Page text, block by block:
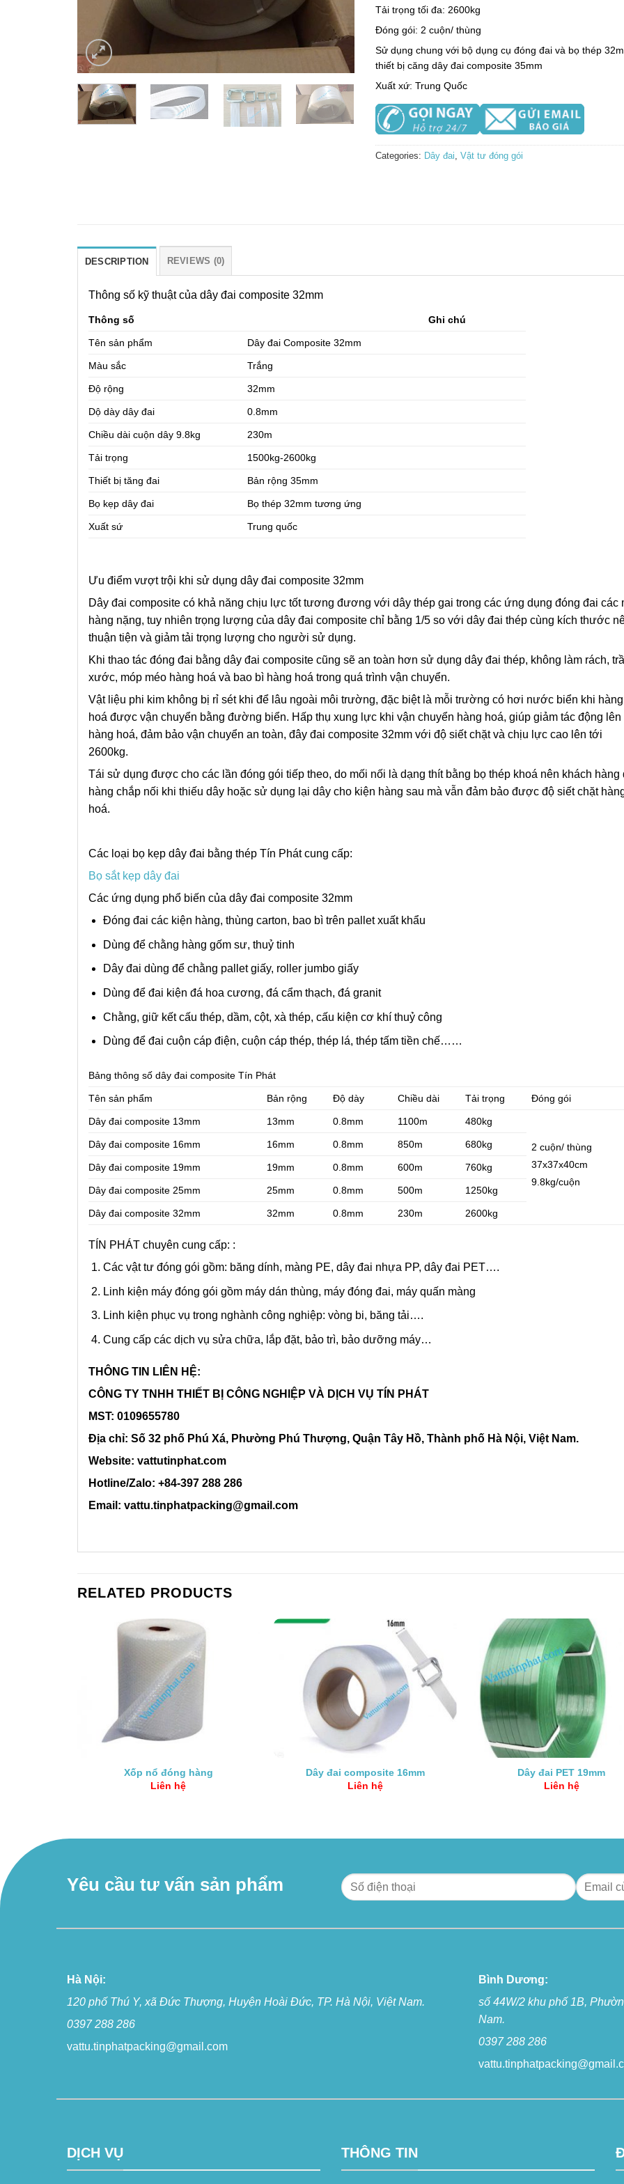
Tải trọng tối đa: 2600kg
Đóng gói: 2 cuộn/ thùng
Sử dụng chung với bộ dụng cụ đóng đai và bọ thép
thiết bị căng dây đai composite 35mm
Xuất xứ: Trung Quốc
Categories: Dây đai,Vật tư đóng gói
DESCRIPTION REVIEWS (0)
Thông số kỹ thuật của dây đai composite 32mm
Thông số Ghi chú
Tên sản phẩm Dây đai Composite 32mm
Màu sắc Trắng
Độ rộng 32mm
Dộ dày dây đai 0.8mm
Chiều dài cuộn dây 9.8kg 230m
Tải trọng 1500kg-2600kg
Thiết bị tăng đai Bản rộng 35mm
Bọ kẹp dây đai Bọ thép 32mm tương ứng
Xuất sứ Trung quốc
Ưu điểm vượt trội khi sử dụng dây đai composite 32mm
Dây đai composite có khả năng chịu lực tốt tương đương với dây thép gai trong các ứng dụng đóng đai các
hàng nặng, tuy nhiên trọng lượng của dây đai composite chỉ bằng 1/5 so với dây đai thép cùng kích thước
thuận tiện và giảm tải trọng lượng cho người sử dụng.
Khi thao tác đóng đai bằng dây đai composite cũng sẽ an toàn hơn sử dụng dây đai thép, không làm rách,
xước, móp méo hàng hoá và bao bì hàng hoá trong quá trình vận chuyển.
Vật liệu phi kim không bị rỉ sét khi để lâu ngoài môi trường, đặc biệt là mỗi trường có hơi nước biển khi hàng
hoá được vận chuyển bằng đường biển. Hấp thụ xung lực khi vận chuyển hàng hoá, giúp giảm tác động lên
hàng hoá, đảm bảo vận chuyển an toàn, đây đai composite 32mm với độ siết chặt và chịu lực cao lên tới
2600kg.
Tái sử dụng được cho các lần đóng gói tiếp theo, do mối nối là dạng thít bằng bọ thép khoá nên khách hàng
hàng chắp nối khi thiếu dây hoặc sử dụng lại dây cho kiện hàng sau mà vẫn đảm bảo được độ siết chặt
hoá.
Các loại bọ kẹp dây đai bằng thép Tín Phát cung cấp:
Bọ sắt kẹp dây đai
Các ứng dụng phổ biến của dây đai composite 32mm
Đóng đai các kiện hàng, thùng carton, bao bì trên pallet xuất khẩu
Dùng để chằng hàng gốm sư, thuỷ tinh
Dây đai dùng để chằng pallet giấy, roller jumbo giấy
Dùng để đai kiện đá hoa cương, đá cẩm thạch, đá granit
Chằng, giữ kết cấu thép, dầm, cột, xà thép, cấu kiện cơ khí thuỷ công
Dùng để đai cuộn cáp điện, cuộn cáp thép, thép lá, thép tấm tiền chế……
Bảng thông số dây đai composite Tín Phát
Tên sản phẩm Bản rộng Độ dày Chiều dài Tải trọng Đóng gói
Dây đai composite 13mm 13mm 0.8mm 1100m 480kg
2 cuộn/ thùng
37x37x40cm
9.8kg/cuộn
Dây đai composite 16mm 16mm 0.8mm 850m 680kg
Dây đai composite 19mm 19mm 0.8mm 600m 760kg
Dây đai composite 25mm 25mm 0.8mm 500m 1250kg
Dây đai composite 32mm 32mm 0.8mm 230m 2600kg
TÍN PHÁT chuyên cung cấp: :
Các vật tư đóng gói gồm: băng dính, màng PE, dây đai nhựa PP, dây đai PET….
Linh kiện máy đóng gói gồm máy dán thùng, máy đóng đai, máy quấn màng
Linh kiện phục vụ trong nghành công nghiệp: vòng bi, băng tải….
Cung cấp các dịch vụ sửa chữa, lắp đặt, bảo trì, bảo dưỡng máy…
THÔNG TIN LIÊN HỆ:
CÔNG TY TNHH THIẾT BỊ CÔNG NGHIỆP VÀ DỊCH VỤ TÍN PHÁT
MST: 0109655780
Địa chỉ: Số 32 phố Phú Xá, Phường Phú Thượng, Quận Tây Hồ, Thành phố Hà Nội, Việt Nam.
Website: vattutinphat.com
Hotline/Zalo: +84-397 288 286
Email: vattu.tinphatpacking@gmail.com
RELATED PRODUCTS
Xốp nổ đóng hàng
Liên hệ
Dây đai composite 16mm
Liên hệ
Dây đai PET 19mm
Liên hệ
Yêu cầu tư vấn sản phẩm
Hà Nội:
120 phố Thú Y, xã Đức Thượng, Huyện Hoài Đức, TP. Hà Nội, Việt Nam.
0397 288 286
vattu.tinphatpacking@gmail.com
Bình Dương:
số 44W/2 khu phố 1B,
Nam.
0397 288 286
DỊCH VỤ THÔNG TIN